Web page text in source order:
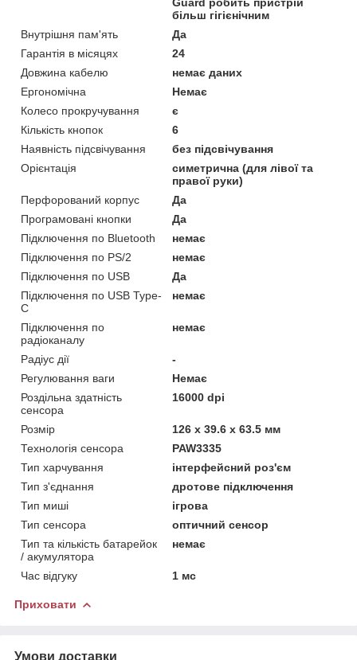
більш гігієнічним
Внутрішня пам'ять
Да
Гарантія в місяцях
24
Довжина кабелю
немає даних
Ергономічна
Немає
Колесо прокручування
є
Кількість кнопок
6
Наявність підсвічування
без підсвічування
Орієнтація
симетрична (для лівої та
правої руки)
Перфорований корпус
Да
Програмовані кнопки
Да
Підключення по Bluetooth
немає
Підключення по PS/2
немає
Підключення по USB
Да
Підключення по USB Type-
C
немає
Підключення по
радіоканалу
немає
Радіус дії
-
Регулювання ваги
Немає
Роздільна здатність
сенсора
16000 dpi
Розмір
126 х 39.6 х 63.5 мм
Технологія сенсора
PAW3335
Тип харчування
інтерфейсний роз'єм
Тип з'єднання
дротове підключення
Тип миші
ігрова
Тип сенсора
оптичний сенсор
Тип та кількість батарейок
/ акумулятора
немає
Час відгуку 1 мс
Приховати
Умови доставки